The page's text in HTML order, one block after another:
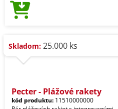
Skladom: 25.000 ks
Pecter - Plážové rakety
kód produktu: 11510000000